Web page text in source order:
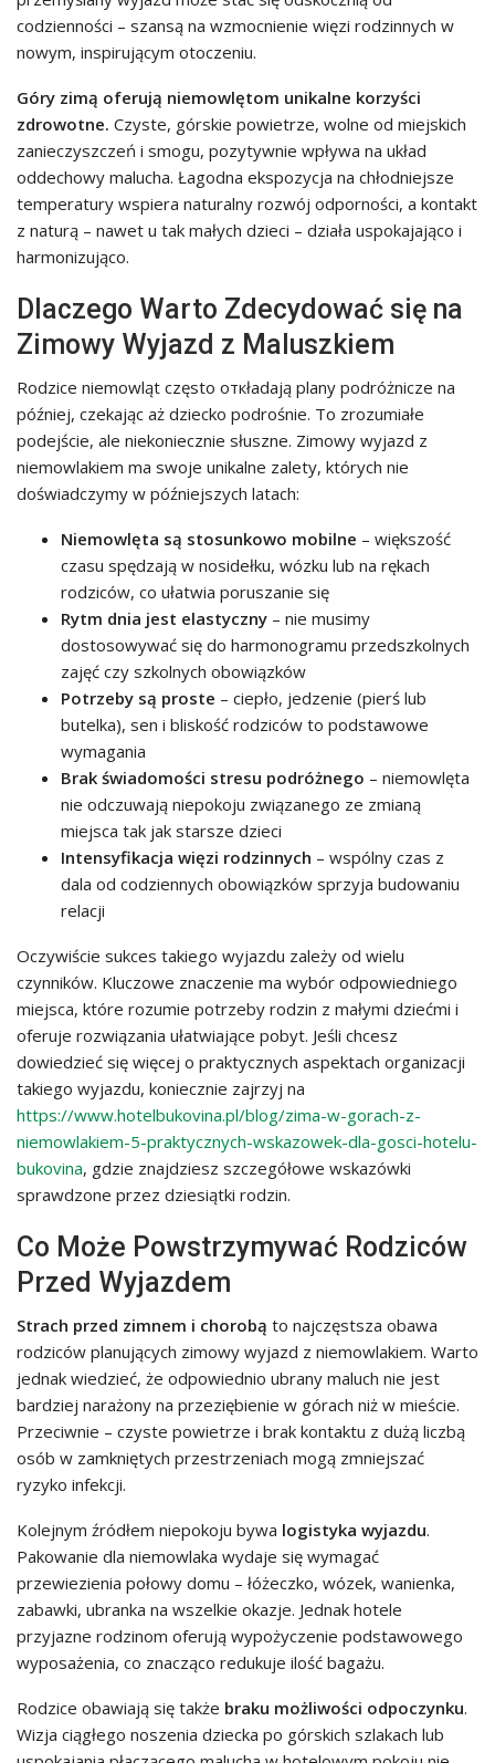
codzienności – szansą na wzmocnienie więzi rodzinnych w
nowym, inspirującym otoczeniu.
Góry zimą oferują niemowlętom unikalne korzyści
zdrowotne. Czyste, górskie powietrze, wolne od miejskich
zanieczyszczeń i smogu, pozytywnie wpływa na układ
oddechowy malucha. Łagodna ekspozycja na chłodniejsze
temperatury wspiera naturalny rozwój odporności, a kontakt
z naturą – nawet u tak małych dzieci – działa uspokajająco i
harmonizująco.
Dlaczego Warto Zdecydować się na
Zimowy Wyjazd z Maluszkiem
Rodzice niemowląt często откładają plany podróżnicze na
później, czekając aż dziecko podrośnie. To zrozumiałe
podejście, ale niekoniecznie słuszne. Zimowy wyjazd z
niemowlakiem ma swoje unikalne zalety, których nie
doświadczymy w późniejszych latach:
Niemowlęta są stosunkowo mobilne – większość
czasu spędzają w nosidełku, wózku lub na rękach
rodziców, co ułatwia poruszanie się
Rytm dnia jest elastyczny – nie musimy
dostosowywać się do harmonogramu przedszkolnych
zajęć czy szkolnych obowiązków
Potrzeby są proste – ciepło, jedzenie (pierś lub
butelka), sen i bliskość rodziców to podstawowe
wymagania
Brak świadomości stresu podróżnego – niemowlęta
nie odczuwają niepokoju związanego ze zmianą
miejsca tak jak starsze dzieci
Intensyfikacja więzi rodzinnych – wspólny czas z
dala od codziennych obowiązków sprzyja budowaniu
relacji
Oczywiście sukces takiego wyjazdu zależy od wielu
czynników. Kluczowe znaczenie ma wybór odpowiedniego
miejsca, które rozumie potrzeby rodzin z małymi dziećmi i
oferuje rozwiązania ułatwiające pobyt. Jeśli chcesz
dowiedzieć się więcej o praktycznych aspektach organizacji
takiego wyjazdu, koniecznie zajrzyj na
https://www.hotelbukovina.pl/blog/zima-w-gorach-z-
niemowlakiem-5-praktycznych-wskazowek-dla-gosci-hotelu-
bukovina, gdzie znajdziesz szczegółowe wskazówki
sprawdzone przez dziesiątki rodzin.
Co Może Powstrzymywać Rodziców
Przed Wyjazdem
Strach przed zimnem i chorobą to najczęstsza obawa
rodziców planujących zimowy wyjazd z niemowlakiem. Warto
jednak wiedzieć, że odpowiednio ubrany maluch nie jest
bardziej narażony na przeziębienie w górach niż w mieście.
Przeciwnie – czyste powietrze i brak kontaktu z dużą liczbą
osób w zamkniętych przestrzeniach mogą zmniejszać
ryzyko infekcji.
Kolejnym źródłem niepokoju bywa logistyka wyjazdu.
Pakowanie dla niemowlaka wydaje się wymagać
przewiezienia połowy domu – łóżeczko, wózek, wanienka,
zabawki, ubranka na wszelkie okazje. Jednak hotele
przyjazne rodzinom oferują wypożyczenie podstawowego
wyposażenia, co znacząco redukuje ilość bagażu.
Rodzice obawiają się także braku możliwości odpoczynku.
Wizja ciągłego noszenia dziecka po górskich szlakach lub